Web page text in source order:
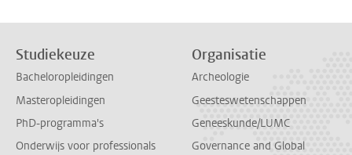
Studiekeuze
Bacheloropleidingen
Masteropleidingen
PhD-programma's
Onderwijs voor professionals
Organisatie
Archeologie
Geesteswetenschappen
Geneeskunde/LUMC
Governance and Global